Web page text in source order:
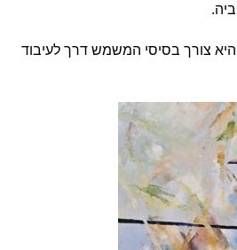
צורך בסיסי המשמש דרך לעיבוד